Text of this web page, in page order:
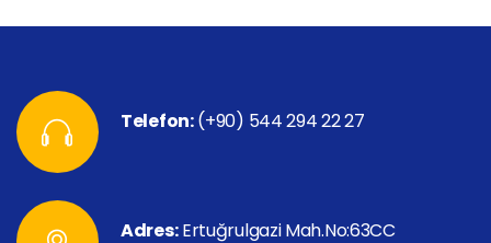
Telefon:(+90) 544 294 22 27
Adres:Ertuğrulgazi Mah.No:63CC